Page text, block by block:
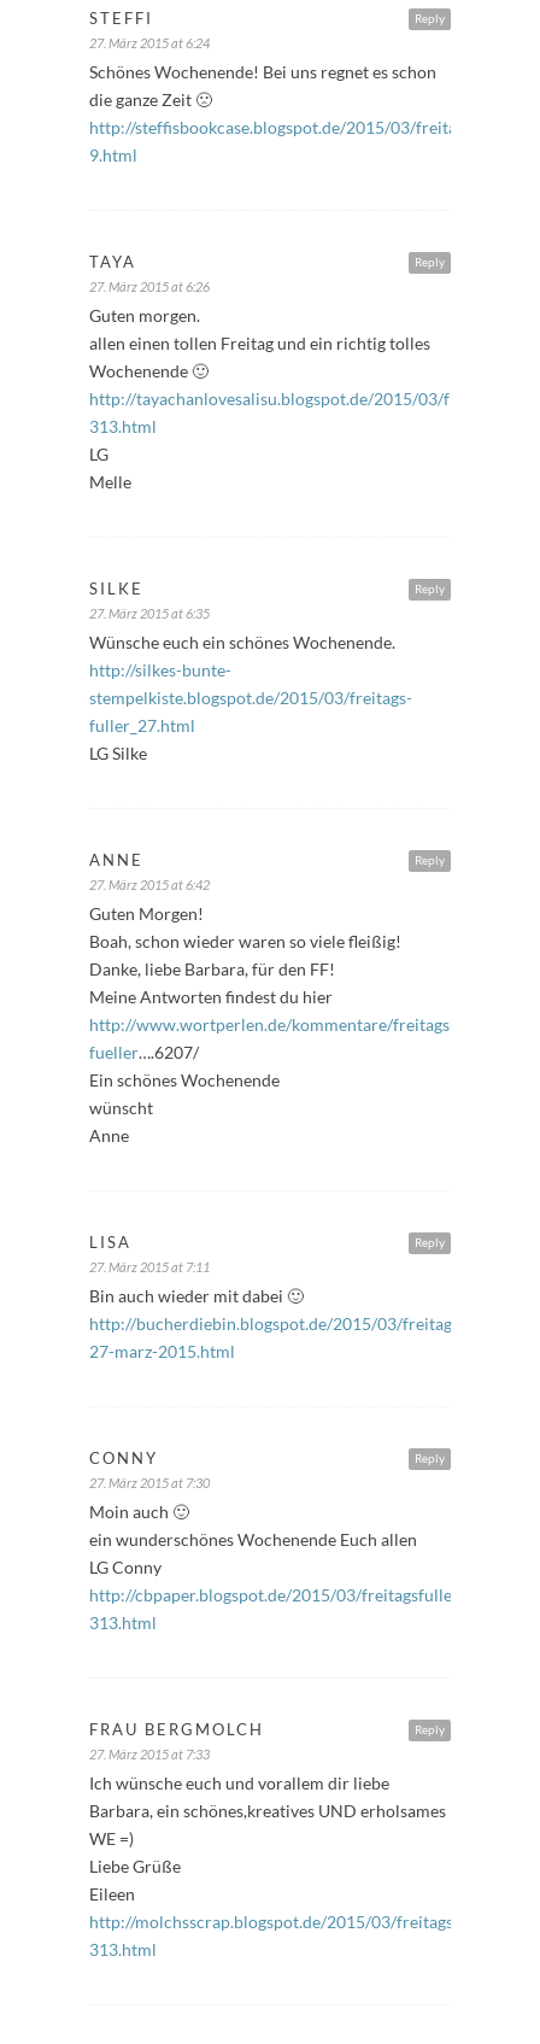
Reply
STEFFI
27. März 2015 at 6:24
Schönes Wochenende! Bei uns regnet es schon
die ganze Zeit 🙁
http://steffisbookcase.blogspot.de/2015/03/freitagsfuller-
9.html
Reply
TAYA
27. März 2015 at 6:26
Guten morgen.
allen einen tollen Freitag und ein richtig tolles
Wochenende 🙂
http://tayachanlovesalisu.blogspot.de/2015/03/
313.html
LG
Melle
Reply
SILKE
27. März 2015 at 6:35
Wünsche euch ein schönes Wochenende.
http://silkes-bunte-
stempelkiste.blogspot.de/2015/03/freitags-
fuller_27.html
LG Silke
Reply
ANNE
27. März 2015 at 6:42
Guten Morgen!
Boah, schon wieder waren so viele fleißig!
Danke, liebe Barbara, für den FF!
Meine Antworten findest du hier
http://www.wortperlen.de/kommentare/freitags-
fueller….6207/
Ein schönes Wochenende
wünscht
Anne
Reply
LISA
27. März 2015 at 7:11
Bin auch wieder mit dabei 🙂
http://bucherdiebin.blogspot.de/2015/03/freitagsfuller-
27-marz-2015.html
Reply
CONNY
27. März 2015 at 7:30
Moin auch 🙂
ein wunderschönes Wochenende Euch allen
LG Conny
http://cbpaper.blogspot.de/2015/03/freitagsfuller-
313.html
Reply
FRAU BERGMOLCH
27. März 2015 at 7:33
Ich wünsche euch und vorallem dir liebe
Barbara, ein schönes,kreatives UND erholsames
WE =)
Liebe Grüße
Eileen
http://molchsscrap.blogspot.de/2015/03/freitagsfuller-
313.html